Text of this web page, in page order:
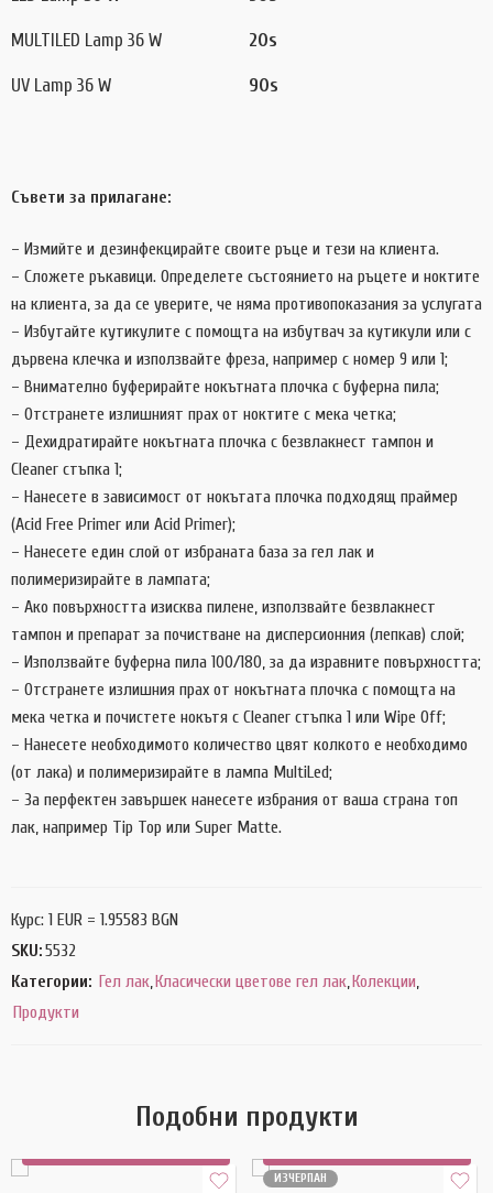
MULTILED Lamp 36 W 20s
UV Lamp 36 W 90s
Съвети за прилагане:
– Измийте и дезинфекцирайте своите ръце и тези на клиента.
– Сложете ръкавици. Определете състоянието на ръцете и ноктите
на клиента, за да се уверите, че няма противопоказания за услугата
– Избутайте кутикулите с помощта на избутвач за кутикули или с
дървена клечка и използвайте фреза, например с номер 9 или 1;
– Внимателно буферирайте нокътната плочка с буферна пила;
– Отстранете излишният прах от ноктите с мека четка;
– Дехидратирайте нокътната плочка с безвлакнест тампон и
Cleaner стъпка 1;
– Нанесете в зависимост от нокътата плочка подходящ праймер
(Acid Free Primer или Acid Primer);
– Нанесете един слой от избраната база за гел лак и
полимеризирайте в лампата;
– Ако повърхността изисква пилене, използвайте безвлакнест
тампон и препарат за почистване на дисперсионния (лепкав) слой;
– Използвайте буферна пила 100/180, за да изравните повърхността;
– Отстранете излишния прах от нокътната плочка с помощта на
мека четка и почистете нокътя с Cleaner стъпка 1 или Wipe Off;
– Нанесете необходимото количество цвят колкото е необходимо
(от лака) и полимеризирайте в лампа MultiLed;
– За перфектен завършек нанесете избрания от ваша страна топ
лак, например Tip Top или Super Matte.
Курс: 1 EUR = 1.95583 BGN
SKU:5532
Категории: Гел лак, Класически цветове гел лак, Колекции,
Продукти
Подобни продукти
ИЗЧЕРПАН